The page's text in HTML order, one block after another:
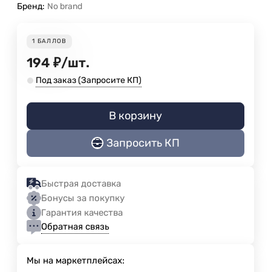
Бренд: No brand
1 БАЛЛОВ
194 ₽/шт.
Под заказ (Запросите КП)
В корзину
Запросить КП
Быстрая доставка
Бонусы за покупку
Гарантия качества
Обратная связь
Мы на маркетплейсах: